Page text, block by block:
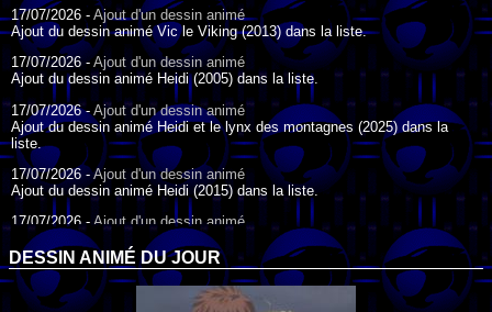
17/07/2026 - Ajout d'un dessin animé
Ajout du dessin animé Vic le Viking (2013) dans la liste.
17/07/2026 -Ajout d'un dessin animé
Ajout du dessin animé Heidi (2005) dans la liste.
17/07/2026 - Ajout d'un dessin animé
Ajout du dessin animé Heidi et le lynx des montagnes (2025) dans la
liste.
17/07/2026 -Ajout d'un dessin animé
Ajout du dessin animé Heidi (2015) dans la liste.
17/07/2026 -Ajout d'un dessin animé
Ajout du dessin animé Heidi (1995) dans la liste.
09/07/2026 -Ajout d'un dessin animé
Ajout du dessin animé Genki l'Aventurier de la Chance (2006) dans la
liste.
DESSIN ANIMÉ DU JOUR